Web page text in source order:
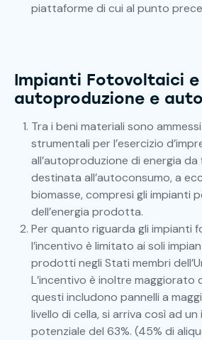
piattaforme di cui al punto
Impianti Fotovoltaici
autoproduzione e
Tra i beni materiali sono
strumentali per l’esercizio
all’autoproduzione di energia
destinata all’autoconsumo, a
biomasse, compresi gli impianti
dell’energia prodotta.
Per quanto riguarda gli impianti
l’incentivo è limitato ai soli
prodotti negli Stati membri
L’incentivo è inoltre maggiorato
questi includono pannelli a
livello di cella, si arriva così ad
potenziale del 63%. (45% di